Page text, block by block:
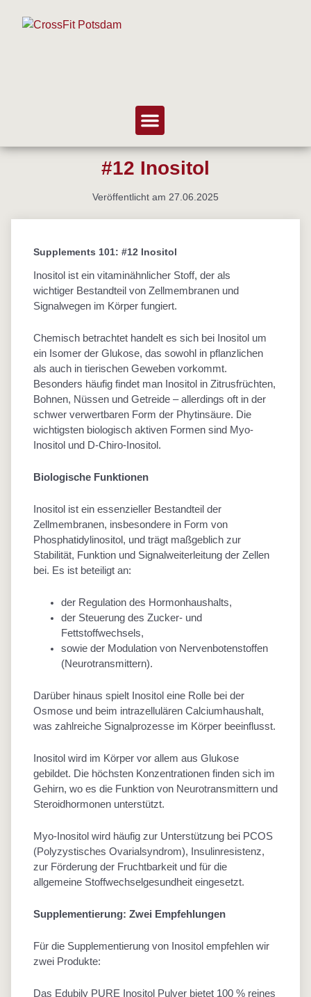
#12 Inositol
Veröffentlicht am 27.06.2025
Supplements 101: #12 Inositol
Inositol ist ein vitaminähnlicher Stoff, der als
wichtiger Bestandteil von Zellmembranen und
Signalwegen im Körper fungiert.
Chemisch betrachtet handelt es sich bei Inositol um
ein Isomer der Glukose, das sowohl in pflanzlichen
als auch in tierischen Geweben vorkommt.
Besonders häufig findet man Inositol in Zitrusfrüchten,
Bohnen, Nüssen und Getreide – allerdings oft in der
schwer verwertbaren Form der Phytinsäure. Die
wichtigsten biologisch aktiven Formen sind Myo-
Inositol und D-Chiro-Inositol.
Biologische Funktionen
Inositol ist ein essenzieller Bestandteil der
Zellmembranen, insbesondere in Form von
Phosphatidylinositol, und trägt maßgeblich zur
Stabilität, Funktion und Signalweiterleitung der Zellen
bei. Es ist beteiligt an:
der Regulation des Hormonhaushalts,
der Steuerung des Zucker- und
Fettstoffwechsels,
sowie der Modulation von Nervenbotenstoffen
(Neurotransmittern).
Darüber hinaus spielt Inositol eine Rolle bei der
Osmose und beim intrazellulären Calciumhaushalt,
was zahlreiche Signalprozesse im Körper beeinflusst.
Inositol wird im Körper vor allem aus Glukose
gebildet. Die höchsten Konzentrationen finden sich im
Gehirn, wo es die Funktion von Neurotransmittern und
Steroidhormonen unterstützt.
Myo-Inositol wird häufig zur Unterstützung bei PCOS
(Polyzystisches Ovarialsyndrom), Insulinresistenz,
zur Förderung der Fruchtbarkeit und für die
allgemeine Stoffwechselgesundheit eingesetzt.
Supplementierung: Zwei Empfehlungen
Für die Supplementierung von Inositol empfehlen wir
zwei Produkte:
Das Edubily PURE Inositol Pulver bietet 100 % reines